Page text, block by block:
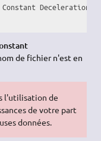
Deceleration"
de fichier n'est en
l'utilisation de
de votre part
données.